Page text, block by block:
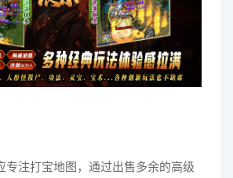
专注打宝地图，通过出售多余的高级